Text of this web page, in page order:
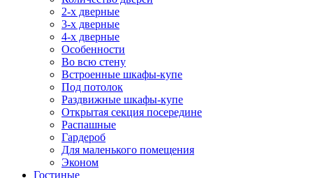
2-х дверные
3-х дверные
4-х дверные
Особенности
Во всю стену
Встроенные шкафы-купе
Под потолок
Раздвижные шкафы-купе
Открытая секция посередине
Распашные
Гардероб
Для маленького помещения
Эконом
Гостиные